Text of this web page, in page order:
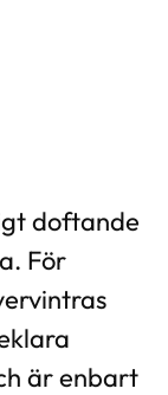
doftande
För
är enbart